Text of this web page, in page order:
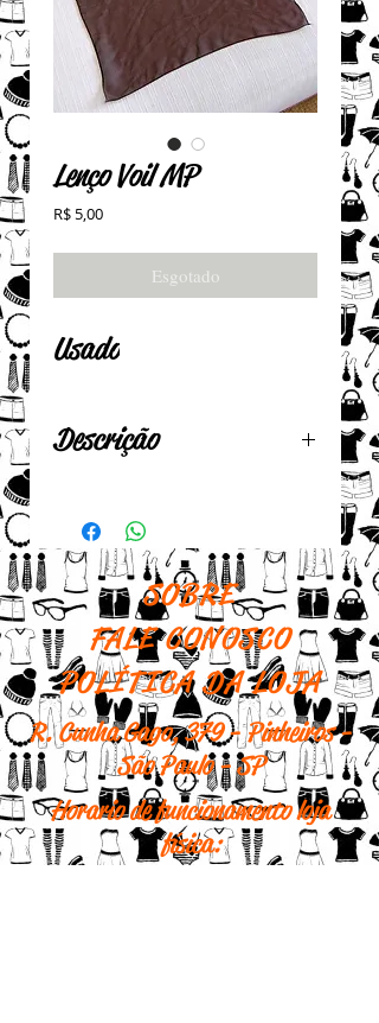
Lenço Voil MP
R$ 5,00Preço
Esgotado
Usado
Descrição
Cor: marrom
Medidas: 49 cm x 52 cm
SOBRE
FALE CONOSCO
POLÍTICA DA LOJA
R. Cunha Gago, 379 - Pinheiros -
São Paulo - SP
Horario de funcionamento loja
física: